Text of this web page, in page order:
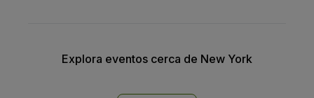
Explora eventos cerca de New York